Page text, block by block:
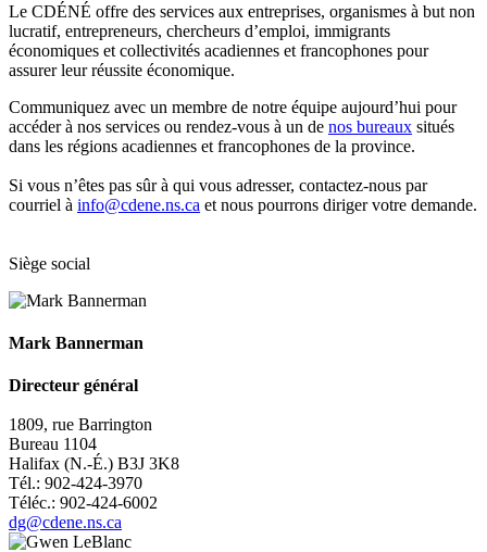
Le CDÉNÉ offre des services aux entreprises, organismes à but non
lucratif, entrepreneurs, chercheurs d’emploi, immigrants
économiques et collectivités acadiennes et francophones pour
assurer leur réussite économique.
Communiquez avec un membre de notre équipe aujourd’hui pour
accéder à nos services ou rendez-vous à un de nos bureaux situés
dans les régions acadiennes et francophones de la province.
Si vous n’êtes pas sûr à qui vous adresser, contactez-nous par
courriel à info@cdene.ns.ca et nous pourrons diriger votre demande.
Siège social
Mark Bannerman
Directeur général
1809, rue Barrington
Bureau 1104
Halifax (N.-É.) B3J 3K8
Tél.: 902-424-3970
Téléc.: 902-424-6002
dg@cdene.ns.ca